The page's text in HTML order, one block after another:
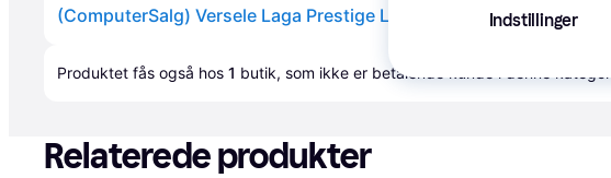
Produktet fås også hos 1 butik, som ikke er betalende kunde i denne kategori.
Relaterede produkter
Indstillinger